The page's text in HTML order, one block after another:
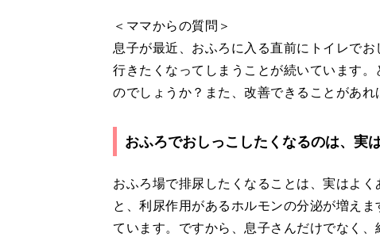
＜ママからの質問＞
息子が最近、おふろに入る直前にトイレで
行きたくなってしまうことが続いています
のでしょうか？また、改善できることがあ
おふろでおしっこしたくなるのは、実
おふろ場で排尿したくなることは、実はよ
と、利尿作用があるホルモンの分泌が増え
ています。ですから、息子さんだけでなく